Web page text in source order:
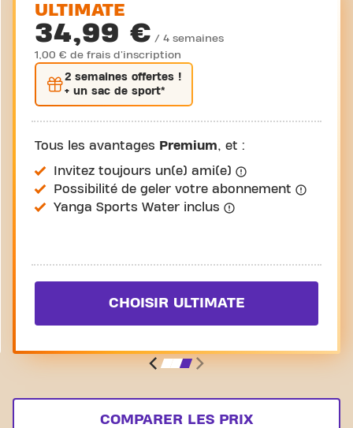
ULTIMATE
34,99 € / 4 semaines
1,00 € de frais d'inscription
2 semaines offertes !
+ un sac de sport*
Tous les avantages Premium, et :
Invitez toujours un(e) ami(e)
Possibilité de geler votre abonnement
Yanga Sports Water inclus
CHOISIR ULTIMATE
COMPARER LES PRIX